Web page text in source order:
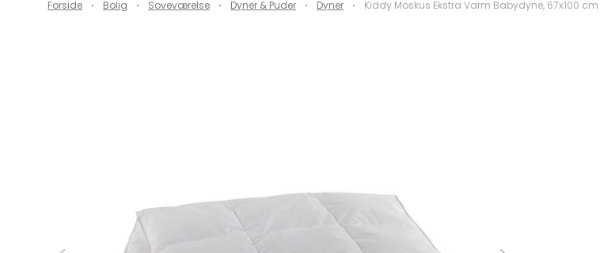
Forside Bolig Soveværelse Dyner & Puder Dyner Kiddy Moskus Ekstra Varm Babydyne, 67x100 cm